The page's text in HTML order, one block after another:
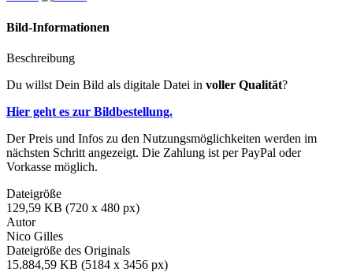
Bild-Informationen
Beschreibung
Du willst Dein Bild als digitale Datei in voller Qualität?
Hier geht es zur Bildbestellung.
Der Preis und Infos zu den Nutzungsmöglichkeiten werden im
nächsten Schritt angezeigt. Die Zahlung ist per PayPal oder
Vorkasse möglich.
Dateigröße
129,59 KB (720 x 480 px)
Autor
Nico Gilles
Dateigröße des Originals
15.884,59 KB (5184 x 3456 px)